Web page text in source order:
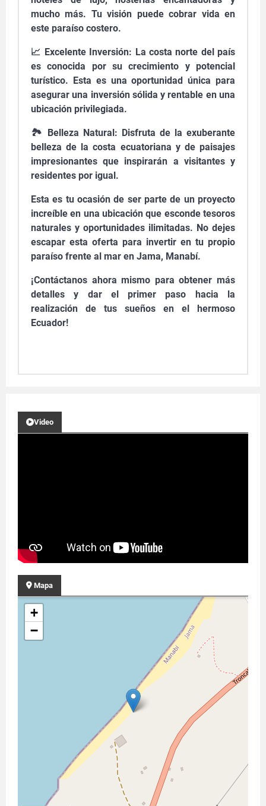
mucho más. Tu visión puede cobrar vida en
este paraíso costero.
📈 Excelente Inversión: La costa norte del país
es conocida por su crecimiento y potencial
turístico. Esta es una oportunidad única para
asegurar una inversión sólida y rentable en una
ubicación privilegiada.
🏞️ Belleza Natural: Disfruta de la exuberante
belleza de la costa ecuatoriana y de paisajes
impresionantes que inspirarán a visitantes y
residentes por igual.
Esta es tu ocasión de ser parte de un proyecto
increíble en una ubicación que esconde tesoros
naturales y oportunidades ilimitadas. No dejes
escapar esta oferta para invertir en tu propio
paraíso frente al mar en Jama, Manabí.
¡Contáctanos ahora mismo para obtener más
detalles y dar el primer paso hacia la
realización de tus sueños en el hermoso
Ecuador!
Video
Mapa
+
−